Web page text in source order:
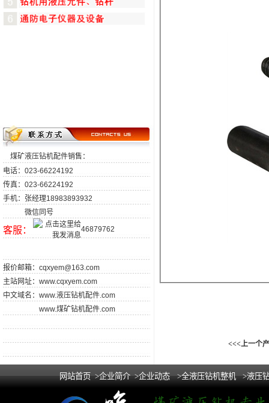
煤矿液压钻机配件销售：
电话：023-66224192
传真：023-66224192
手机：张经理18983893932
微信同号
客服： 46879762
报价邮箱： cqxyem@163.com
主站网址： www.cqxyem.com
中文域名： www.液压钻机配件.com
www.煤矿钻机配件.com
<<<上一个
网站首页 >企业简介 >企业动态 >全液压钻机整机 >液压